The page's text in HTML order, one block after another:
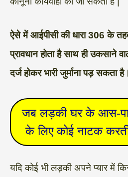
ऐसे में आईपीसी की धारा 306 के
प्रावधान होता है साथ ही उकसाने
दर्ज होकर भारी जुर्माना पड़ सकता
जब लड़की घर के आस-
के लिए कोई नाटक
यदि कोई भी लड़की अपने प्यार में